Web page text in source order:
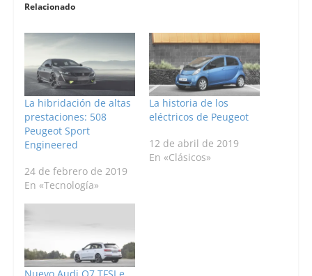
Relacionado
La hibridación de altas
prestaciones: 508
Peugeot Sport
Engineered
24 de febrero de 2019
En «Tecnología»
La historia de los
eléctricos de Peugeot
12 de abril de 2019
En «Clásicos»